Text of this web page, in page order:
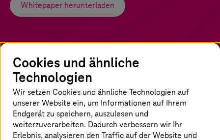
Whitepaper herunterladen
Die SAP-Welt ist in Bewegung
Bis 2027 haben alle SAP-Anwender Zeit, um auf
SAP S/4HANA zu wechseln. Gleichzeitig treibt
Unternehmen die Frage um, welche
Cookies und ähnliche
Technologien
Wir setzen Cookies und ähnliche Technologien auf
unserer Website ein, um Informationen auf Ihrem
Endgerät zu speichern, auszulesen und
weiterzuverarbeiten. Dadurch verbessern wir Ihr
Erlebnis, analysieren den Traffic auf der Website und